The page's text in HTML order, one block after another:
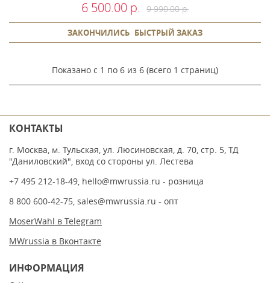
6 500.00 р. 9 990.00 р.
ЗАКОНЧИЛИСЬ БЫСТРЫЙ ЗАКАЗ
Показано с 1 по 6 из 6 (всего 1 страниц)
КОНТАКТЫ
г. Москва, м. Тульская, ул. Люсиновская, д. 70, стр. 5, ТД
"Даниловский", вход со стороны ул. Лестева
+7 495 212-18-49, hello@mwrussia.ru - розница
8 800 600-42-75, sales@mwrussia.ru - опт
MoserWahl в Telegram
MWrussia в Вконтакте
ИНФОРМАЦИЯ